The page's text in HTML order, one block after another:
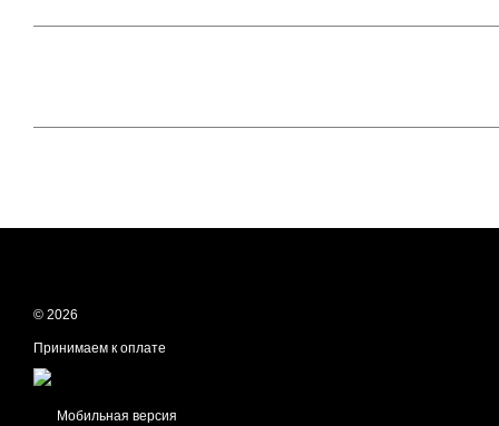
© 2026
Принимаем к оплате
Мобильная версия